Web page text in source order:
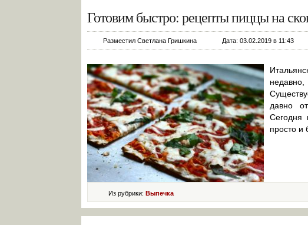
Готовим быстро: рецепты пиццы на
Разместил Светлана Гришкина Дата: 03.02.2019 в 11:43
давно
Сегодня
просто и
Из рубрики: Выпечка